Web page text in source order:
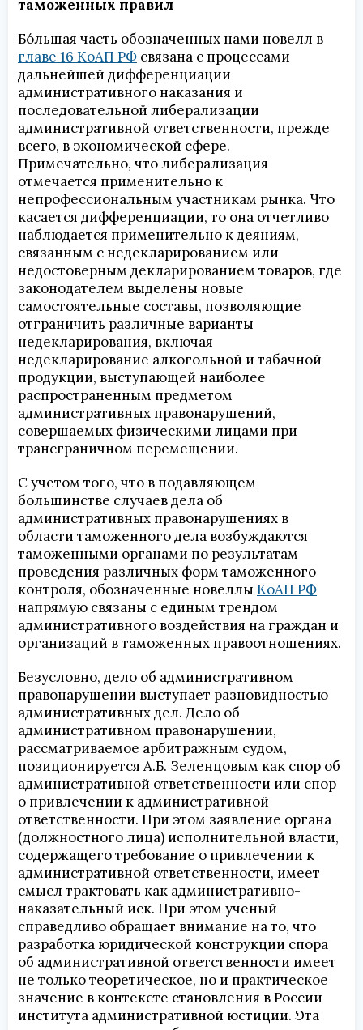
таможенных правил
Бо́льшая часть обозначенных нами новелл в
главе 16 КоАП РФ связана с процессами
дальнейшей дифференциации
административного наказания и
последовательной либерализации
административной ответственности, прежде
всего, в экономической сфере.
Примечательно, что либерализация
отмечается применительно к
непрофессиональным участникам рынка. Что
касается дифференциации, то она отчетливо
наблюдается применительно к деяниям,
связанным с недекларированием или
недостоверным декларированием товаров, где
законодателем выделены новые
самостоятельные составы, позволяющие
отграничить различные варианты
недекларирования, включая
недекларирование алкогольной и табачной
продукции, выступающей наиболее
распространенным предметом
административных правонарушений,
совершаемых физическими лицами при
трансграничном перемещении.
С учетом того, что в подавляющем
большинстве случаев дела об
административных правонарушениях в
области таможенного дела возбуждаются
таможенными органами по результатам
проведения различных форм таможенного
контроля, обозначенные новеллы КоАП РФ
напрямую связаны с единым трендом
административного воздействия на граждан и
организаций в таможенных правоотношениях.
Безусловно, дело об административном
правонарушении выступает разновидностью
административных дел. Дело об
административном правонарушении,
рассматриваемое арбитражным судом,
позиционируется А.Б. Зеленцовым как спор об
административной ответственности или спор
о привлечении к административной
ответственности. При этом заявление органа
(должностного лица) исполнительной власти,
содержащего требование о привлечении к
административной ответственности, имеет
смысл трактовать как административно-
наказательный иск. При этом ученый
справедливо обращает внимание на то, что
разработка юридической конструкции спора
об административной ответственности имеет
не только теоретическое, но и практическое
значение в контексте становления в России
института административной юстиции. Эта